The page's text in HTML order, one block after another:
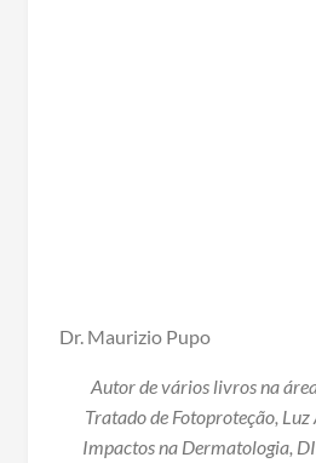
Dr. Maurizio Pupo
Autor de vários livros na
Tratado de Fotoproteção,
Impactos na Dermatologia,